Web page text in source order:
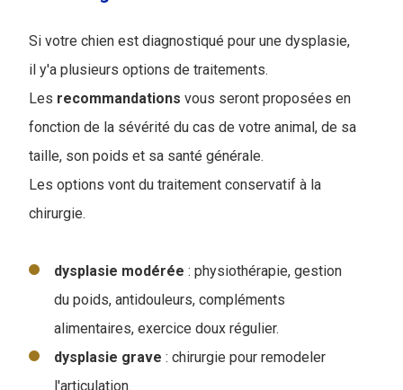
Si votre chien est diagnostiqué pour une dysplasie,
il y'a plusieurs options de traitements.
Les recommandations vous seront proposées en
fonction de la sévérité du cas de votre animal, de sa
taille, son poids et sa santé générale.
Les options vont du traitement conservatif à la
chirurgie.
dysplasie modérée : physiothérapie, gestion
du poids, antidouleurs, compléments
alimentaires, exercice doux régulier.
dysplasie grave : chirurgie pour remodeler
l'articulation.